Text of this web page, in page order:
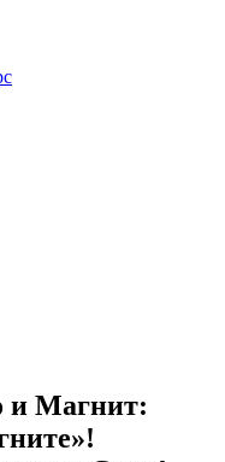
и Магнит: